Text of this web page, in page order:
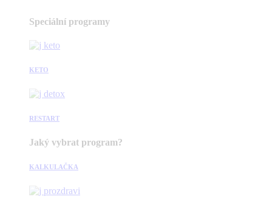
Speciální programy
KETO
RESTART
Jaký vybrat program?
KALKULAČKA